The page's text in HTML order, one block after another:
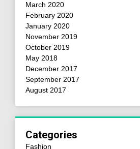
March 2020
February 2020
January 2020
November 2019
October 2019
May 2018
December 2017
September 2017
August 2017
Categories
Fashion